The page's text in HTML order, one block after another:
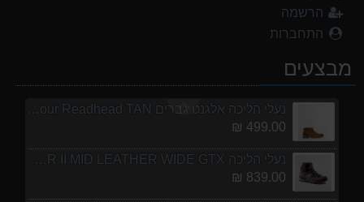
הרשמה
התחברות
מבצעים1,299.00 ₪
נעלי הליכה אלגנט גברים Barbour Readhead TAN
499.00 ₪
נעלי הליכה ULTRA RAPTOR II MID LEATHER WIDE GTX
839.00 ₪